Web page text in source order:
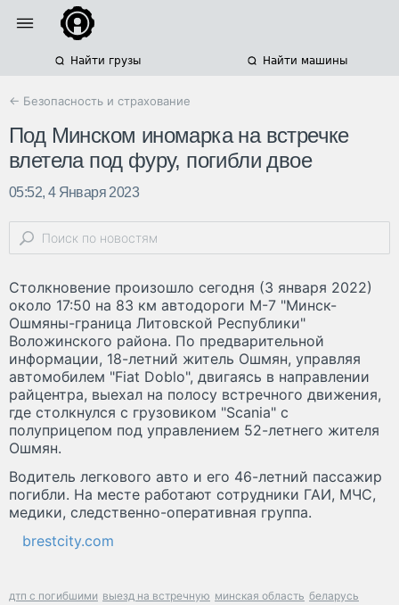
Найти грузы Найти машины
← Безопасность и страхование
Под Минском иномарка на встречке
влетела под фуру, погибли двое
05:52, 4 Января 2023
Столкновение произошло сегодня (3 января 2022)
около 17:50 на 83 км автодороги М-7 "Минск-
Ошмяны-граница Литовской Республики"
Воложинского района. По предварительной
информации, 18-летний житель Ошмян, управляя
автомобилем "Fiat Doblo", двигаясь в направлении
райцентра, выехал на полосу встречного движения,
где столкнулся с грузовиком "Scania" с
полуприцепом под управлением 52-летнего жителя
Ошмян.
Водитель легкового авто и его 46-летний пассажир
погибли. На месте работают сотрудники ГАИ, МЧС,
медики, следственно-оперативная группа.
brestcity.com
дтп с погибшими выезд на встречную минская область беларусь